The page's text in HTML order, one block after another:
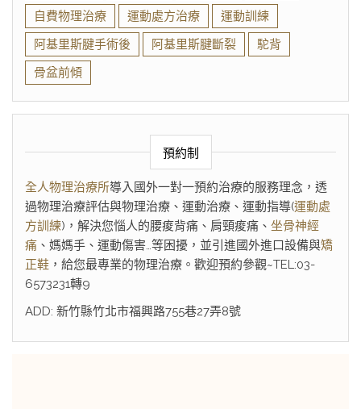
自費物理治療
運動處方治療
運動訓練
阿基里斯腱手術後
阿基里斯腱斷裂
駝背
骨盆前傾
預約制
全人物理治療所導入國外一對一預約治療的服務理念，透
過物理治療評估與物理治療、運動治療、運動指導(運動處
方訓練)，解決您惱人的腰痠背痛、肩頸痠痛、 坐骨神經
痛 、媽媽手、運動傷害…等困擾，並引進國外進口設備與矯
正鞋 ，給您最專業的物理治療。歡迎預約參觀~TEL:03-
6573231轉9
ADD: 新竹縣竹北市福興路755巷27弄8號